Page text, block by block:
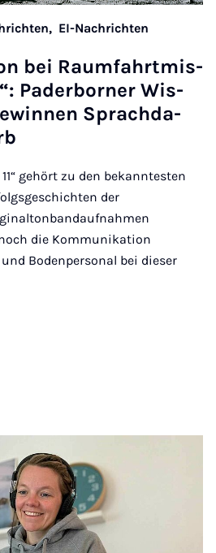
EI-Nachrichten
bei Raum­fahrt­mis­
Pa­der­bor­ner Wis­
Sprach­da­
gehört zu den bekanntesten
der
die Kommunikation
Bodenpersonal bei dieser